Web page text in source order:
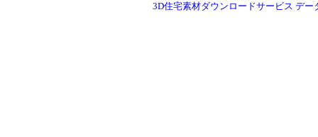
3D住宅素材ダウンロードサービス デー